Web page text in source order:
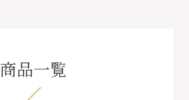
商品一覧